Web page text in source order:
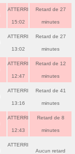
ATTERRI
15:02
Retard de 27
minutes
ATTERRI
13:02
Retard de 27
minutes
ATTERRI
12:47
Retard de 12
minutes
ATTERRI
13:16
Retard de 41
minutes
ATTERRI
12:43
Retard de 8
minutes
ATTERRI
Aucun retard